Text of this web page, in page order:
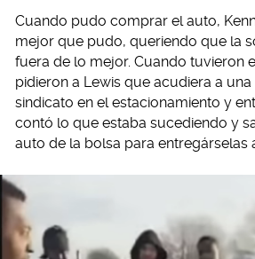
Cuando pudo comprar el auto,
mejor que pudo, queriendo que la
fuera de lo mejor. Cuando tuvieron
pidieron a Lewis que acudiera a
sindicato en el estacionamiento y
contó lo que estaba sucediendo y
auto de la bolsa para entregárselas